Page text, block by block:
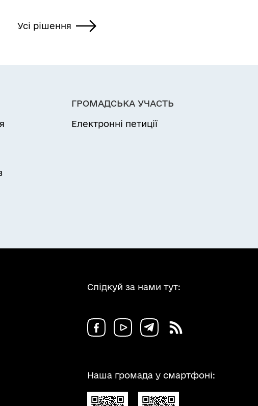
Усі рішення
ГРОМАДСЬКА УЧАСТЬ
Електронні петиції
Слідкуй за нами тут:
Наша громада у смартфоні: